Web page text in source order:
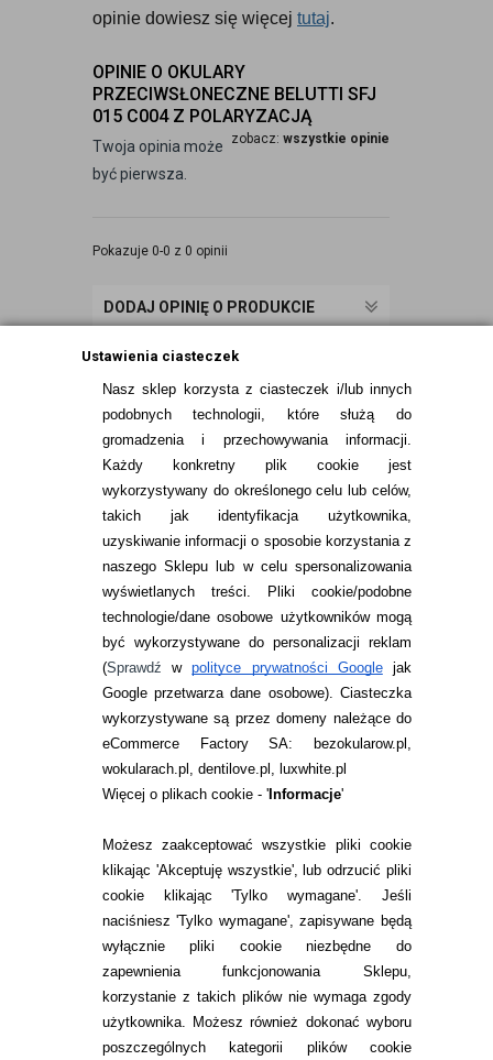
Ustawienia ciasteczek
Nasz sklep korzysta z ciasteczek i/lub innych
podobnych technologii, które służą do
gromadzenia i przechowywania informacji.
Każdy konkretny plik cookie jest
wykorzystywany do określonego celu lub celów,
takich jak identyfikacja użytkownika,
uzyskiwanie informacji o sposobie korzystania z
naszego Sklepu lub w celu spersonalizowania
wyświetlanych treści.
Pliki cookie/podobne
technologie/dane osobowe użytkowników mogą
być wykorzystywane do personalizacji reklam
(Sprawdźwpolityce prywatności Googlejak
Google przetwarza dane osobowe). Ciasteczka
wykorzystywane są przez domeny należące do
eCommerce Factory SA: bezokularow.pl,
wokularach.pl, dentilove.pl, luxwhite.pl
Więcej o plikach cookie - 'Informacje'
Możesz zaakceptować wszystkie pliki cookie
klikając 'Akceptuję wszystkie', lub odrzucić pliki
cookie klikając 'Tylko wymagane'. Jeśli
naciśniesz 'Tylko wymagane', zapisywane będą
wyłącznie pliki cookie niezbędne do
zapewnienia funkcjonowania Sklepu,
korzystanie z takich plików nie wymaga zgody
użytkownika. Możesz również dokonać wyboru
poszczególnych kategorii plików cookie
opinie dowiesz się więcej tutaj.
OPINIE O OKULARY
PRZECIWSŁONECZNE BELUTTI SFJ
015 C004 Z POLARYZACJĄ
zobacz: wszystkie opinie
Twoja opinia może
być pierwsza.
Pokazuje 0-0 z 0 opinii
DODAJ OPINIĘ O PRODUKCIE
INFORMACJE KONTAKTOWE
JAK ZAMAWIAĆ?
ZWROTY I REKLAMACJA
WARUNKI ZAKUPÓW
RANKINGI SOCZEWEK
SOCZEWKI KOLOROWE
Zwrot (odstąpienie od umowy)
ZMIEŃ USTAWIENIA ZGODY NA CIASTECZKA
KONTAKT
telefon:
22 113 44 42